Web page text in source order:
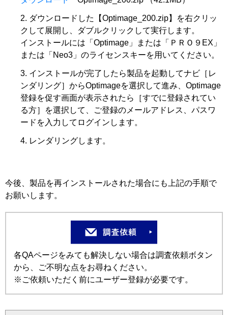
ダウンロードした【Optimage_200.zip】を右クリッ
クして展開し、ダブルクリックして実行します。
インストールには「Optimage」または「ＰＲＯ９EX」
または「Neo3」のライセンスキーを用いてください。
インストールが完了したら製品を起動してナビ［レ
ンダリング］からOptimageを選択して進み、Optimage
登録を促す画面が表示されたら［すでに登録されてい
る方］を選択して、ご登録のメールアドレス、パスワ
ードを入力してログインします。
レンダリングします。
今後、製品を再インストールされた場合にも上記の手順で
お願いします。
各QAページをみても解決しない場合は調査依頼ボタン
から、ご不明な点をお尋ねください。
※ご依頼いただく前にユーザー登録が必要です。